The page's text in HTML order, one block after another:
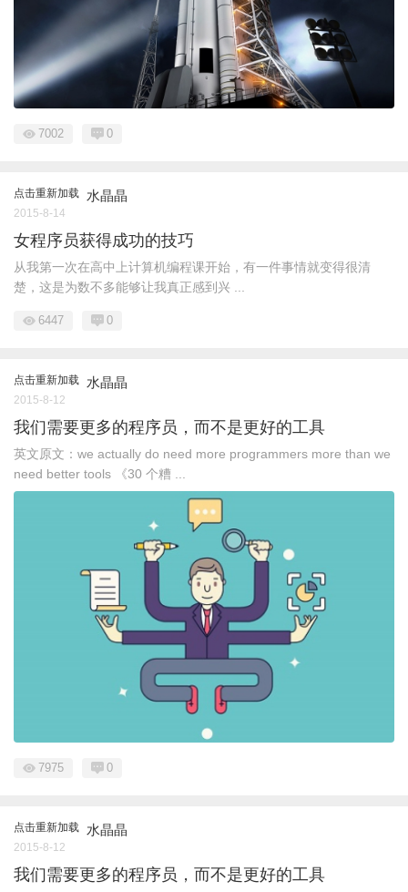
7002 0
点击重新加载 水晶晶
2015-8-14
女程序员获得成功的技巧
从我第一次在高中上计算机编程课开始，有一件事情就变得很清
楚，这是为数不多能够让我真正感到兴 ...
6447 0
点击重新加载 水晶晶
2015-8-12
我们需要更多的程序员，而不是更好的工具
英文原文：we actually do need more programmers more than we
need better tools 《30 个糟 ...
7975 0
点击重新加载 水晶晶
2015-8-12
我们需要更多的程序员，而不是更好的工具